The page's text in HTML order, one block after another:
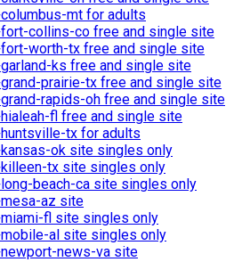
mt for adults
collins-co free and single site
worth-tx free and single site
ks free and single site
prairie-tx free and single site
rapids-oh free and single site
fl free and single site
tx for adults
ok site singles only
tx site singles only
beach-ca site singles only
az site
fl site singles only
al site singles only
news-va site